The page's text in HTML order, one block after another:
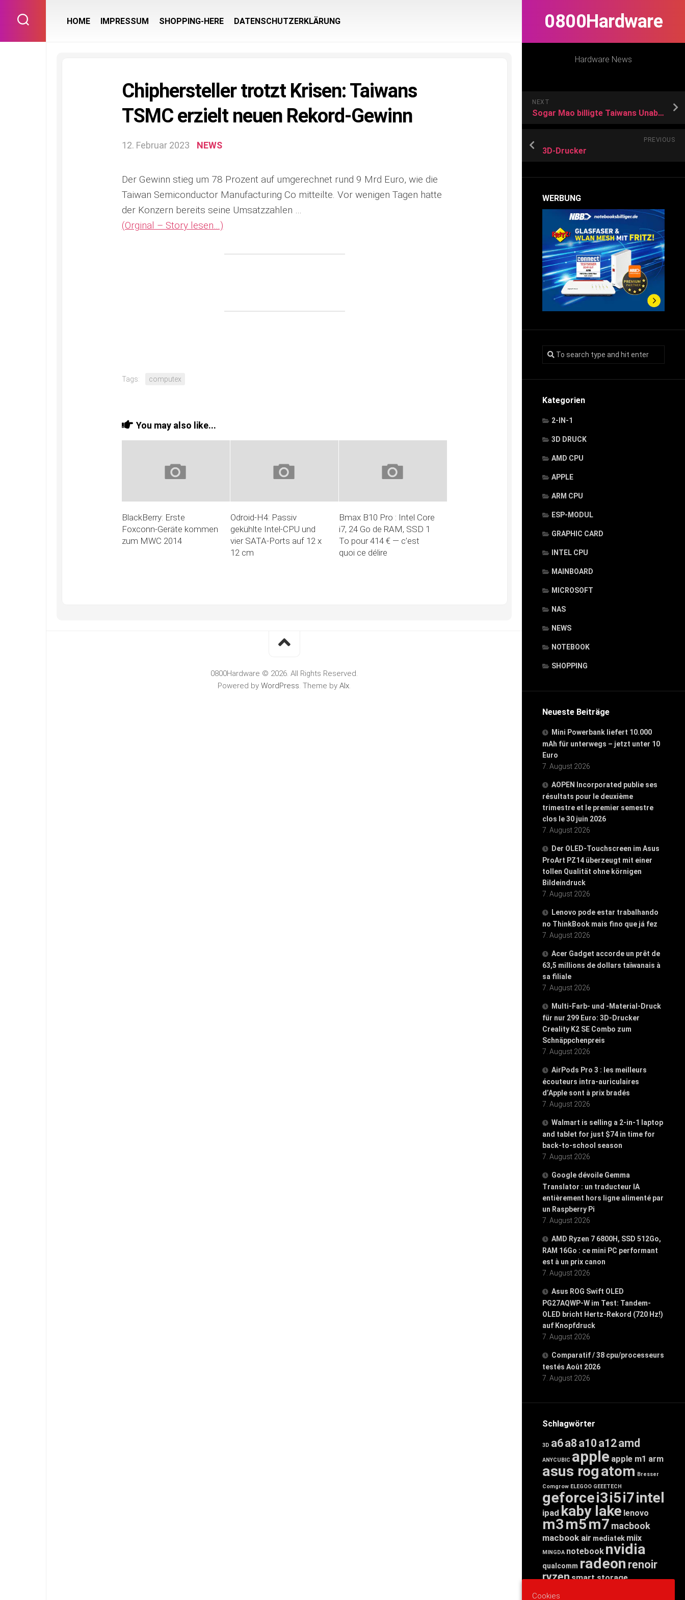
content
0800Hardware
Hardware News
NEXT
Sogar Mao billigte Taiwans Unabhängigkeit: Peking versucht die Geschichte umzuschreiben
PREVIOUS
3D-Drucker
WERBUNG
Kategorien
2-IN-1
3D DRUCK
AMD CPU
APPLE
ARM CPU
ESP-MODUL
GRAPHIC CARD
INTEL CPU
MAINBOARD
MICROSOFT
NAS
NEWS
NOTEBOOK
SHOPPING
Neueste Beiträge
Mini Powerbank liefert 10.000
mAh für unterwegs – jetzt unter 10
Euro
7. August 2026
AOPEN Incorporated publie ses
résultats pour le deuxième
trimestre et le premier semestre
clos le 30 juin 2026
7. August 2026
Der OLED-Touchscreen im Asus
ProArt PZ14 überzeugt mit einer
tollen Qualität ohne körnigen
Bildeindruck
7. August 2026
Lenovo pode estar trabalhando
no ThinkBook mais fino que já fez
7. August 2026
Acer Gadget accorde un prêt de
63,5 millions de dollars taïwanais à
sa filiale
7. August 2026
Multi-Farb- und -Material-Druck
für nur 299 Euro: 3D-Drucker
Creality K2 SE Combo zum
Schnäppchenpreis
7. August 2026
AirPods Pro 3 : les meilleurs
écouteurs intra-auriculaires
d’Apple sont à prix bradés
7. August 2026
Walmart is selling a 2-in-1 laptop
and tablet for just $74 in time for
back-to-school season
7. August 2026
Google dévoile Gemma
Translator : un traducteur IA
entièrement hors ligne alimenté par
un Raspberry Pi
7. August 2026
AMD Ryzen 7 6800H, SSD 512Go,
RAM 16Go : ce mini PC performant
est à un prix canon
7. August 2026
Asus ROG Swift OLED
PG27AQWP-W im Test: Tandem-
OLED bricht Hertz-Rekord (720 Hz!)
auf Knopfdruck
7. August 2026
Comparatif / 38 cpu/processeurs
testés Août 2026
7. August 2026
Schlagwörter
3D a6a8 a10 a12amd
ANYCUBIC apple apple m1 arm
asus rogatom Bresser
Comgrow ELEGOO GEEETECH
geforcei3i5i7intel
ipad kaby lake lenovo
m3m5m7 macbook
macbook air mediatek miix
MINGDA notebook nvidia
qualcomm radeon renoir
ryzensmart storage
HOME IMPRESSUM SHOPPING-HERE DATENSCHUTZERKLÄRUNG
Chiphersteller trotzt Krisen: Taiwans
TSMC erzielt neuen Rekord-Gewinn
12. Februar 2023 NEWS
Der Gewinn stieg um 78 Prozent auf umgerechnet rund 9 Mrd Euro, wie die
Taiwan Semiconductor Manufacturing Co mitteilte. Vor wenigen Tagen hatte
der Konzern bereits seine Umsatzzahlen …
(Orginal – Story lesen…)
Tags: computex
You may also like...
BlackBerry: Erste
Foxconn-Geräte kommen
zum MWC 2014
Odroid-H4: Passiv
gekühlte Intel-CPU und
vier SATA-Ports auf 12 x
12 cm
Bmax B10 Pro : Intel Core
i7, 24 Go de RAM, SSD 1
To pour 414 € — c’est
quoi ce délire
0800Hardware © 2026. All Rights Reserved.
Powered by WordPress. Theme by Alx.
Cookies